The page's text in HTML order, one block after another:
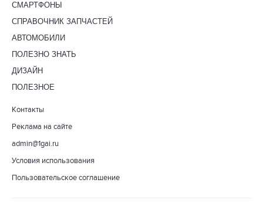
СМАРТФОНЫ
СПРАВОЧНИК ЗАПЧАСТЕЙ
АВТОМОБИЛИ
ПОЛЕЗНО ЗНАТЬ
ДИЗАЙН
ПОЛЕЗНОЕ
Контакты
Реклама на сайте
admin@1gai.ru
Условия использования
Пользовательское соглашение